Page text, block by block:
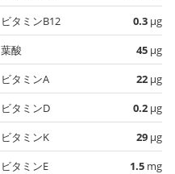
ビタミンB12
0.3 µg
葉酸
45 µg
ビタミンA
22 µg
ビタミンD
0.2 µg
ビタミンK
29 µg
ビタミンE
1.5 mg